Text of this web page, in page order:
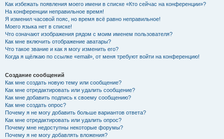
Как избежать появления моего имени в списке «Кто сейчас на конференции»?
На конференции неправильное время!
Я изменил часовой пояс, но время всё равно неправильное!
Моего языка нет в списке!
Что означают изображения рядом с моим именем пользователя?
Как мне включить отображение аватары?
Что такое звание и как я могу изменить его?
Когда я щёлкаю по ссылке «email», от меня требуют войти на конференцию!
Создание сообщений
Как мне создать новую тему или сообщение?
Как мне отредактировать или удалить сообщение?
Как мне добавить подпись к своему сообщению?
Как мне создать опрос?
Почему я не могу добавить больше вариантов ответа?
Как мне отредактировать или удалить опрос?
Почему мне недоступны некоторые форумы?
Почему я не могу добавлять вложения?